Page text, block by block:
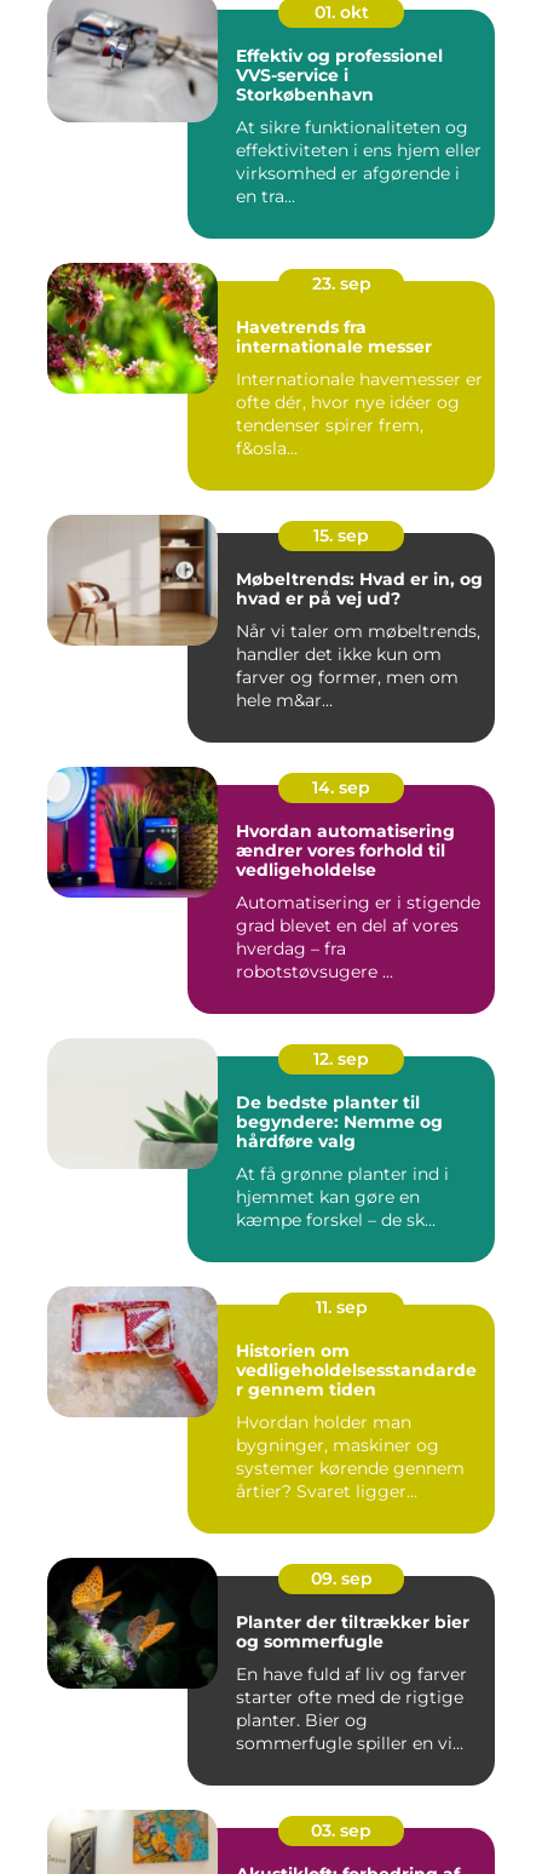
01. okt
Effektiv og professionel
VVS-service i
Storkøbenhavn
At sikre funktionaliteten og
effektiviteten i ens hjem eller
virksomhed er afgørende i
en tra...
23. sep
Havetrends fra
internationale messer
Internationale havemesser er
ofte dér, hvor nye idéer og
tendenser spirer frem,
f&osla...
15. sep
Møbeltrends: Hvad er in, og
hvad er på vej ud?
Når vi taler om møbeltrends,
handler det ikke kun om
farver og former, men om
hele m&ar...
14. sep
Hvordan automatisering
ændrer vores forhold til
vedligeholdelse
Automatisering er i stigende
grad blevet en del af vores
hverdag – fra
robotstøvsugere ...
12. sep
De bedste planter til
begyndere: Nemme og
hårdføre valg
At få grønne planter ind i
hjemmet kan gøre en
kæmpe forskel – de sk...
11. sep
Historien om
vedligeholdelsesstandarde
r gennem tiden
Hvordan holder man
bygninger, maskiner og
systemer kørende gennem
årtier? Svaret ligger...
09. sep
Planter der tiltrækker bier
og sommerfugle
En have fuld af liv og farver
starter ofte med de rigtige
planter. Bier og
sommerfugle spiller en vi...
03. sep